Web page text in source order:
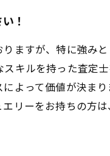
！
ますが、特に強み
キルを持った査定
よって価値が決ま
リーをお持ちの方